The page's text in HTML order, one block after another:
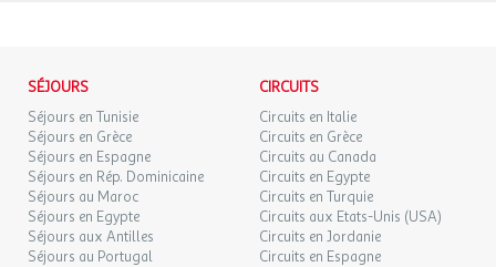
événements au Parc des Princes ou au Stade Jean-Bouin. L’hôtel
est parfaitement desservi par les transports en commun. À
proximité, la station de métro "Porte de Versailles" (ligne 12) et la
ligne de tramway T3a facilitent l’accès au centre de Paris. Les
aéroports de Paris-Orly et Charles de Gaulle sont respectivement
à moins de 15 km et 35 km de l’hôtel, et la gare Montparnasse,
desservant des destinations nationales et internationales, se
trouve à environ 20 minutes en transport.
22
23
AOÛT
67 €
au lieu de86 €
Retour le
LUN.
24
AOÛT
67 €
au lieu de
Retour le
25/08/2026
SÉJOURS
Séjours en Tunisie
Séjours en Grèce
Séjours en Espagne
Séjours en Rép. Dominicaine
Séjours au Maroc
Séjours en Egypte
Séjours aux Antilles
Séjours au Portugal
CIRCUITS
Circuits en Italie
Circuits en Grèce
Circuits au Canada
Circuits en Egypte
Circuits en Turquie
Circuits aux Etats-Unis (USA)
Circuits en Jordanie
Circuits en Espagne